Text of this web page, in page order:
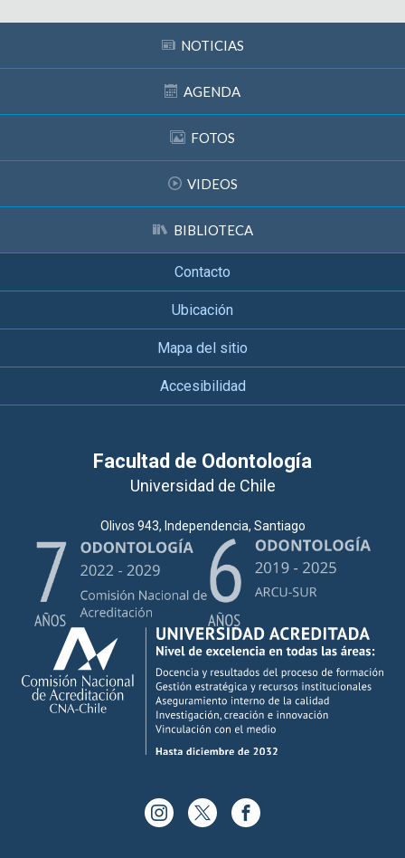
NOTICIAS
AGENDA
FOTOS
VIDEOS
BIBLIOTECA
Contacto
Ubicación
Mapa del sitio
Accesibilidad
Facultad de Odontología
Universidad de Chile
Olivos 943, Independencia, Santiago